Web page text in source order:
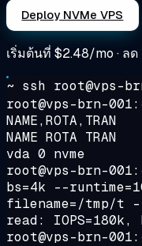
Deploy NVMe VPS
เริ่มต้นที่ $2.48/mo · ล
~ ssh root@vps-
root@vps-brn-
NAME,ROTA,TRAN
NAME ROTA TRAN
vda 0 nvme
root@vps-brn-
bs=4k --
filename=/tmp/t
read: IOPS=180k,
root@vps-brn-